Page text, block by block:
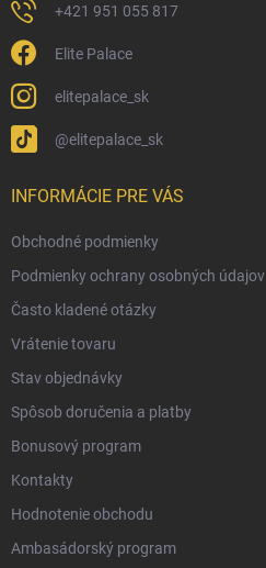
+421 951 055 817
Elite Palace
elitepalace_sk
@elitepalace_sk
INFORMÁCIE PRE VÁS
Obchodné podmienky
Podmienky ochrany osobných údajov
Často kladené otázky
Vrátenie tovaru
Stav objednávky
Spôsob doručenia a platby
Bonusový program
Kontakty
Hodnotenie obchodu
Ambasádorský program